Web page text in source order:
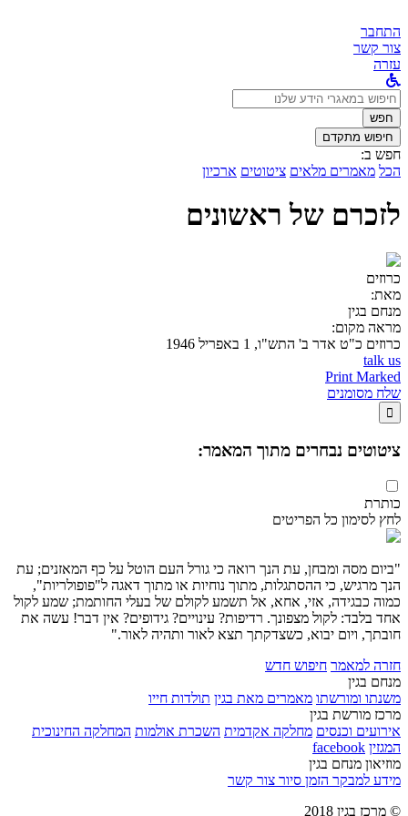
התחבר
צור קשר
עזרה
לחפש
ב:חפש
חיפוש מתקדם
חפש ב:
הכל מאמרים מלאים ציטוטים ארכיון
לזכרם של ראשונים
כרוזים
מאת:
מנחם בגין
מראה מקום:
כרוזים כ"ט אדר ב' התש"ו, 1 באפריל 1946
talk us
Print Marked
שלח מסומנים

ציטוטים נבחרים מתוך המאמר:
כותרת
לחץ לסימון כל הפריטים
"ביום מסה ומבחן, עת הנך רואה כי גורל העם הוטל על כף המאזנים; עת
הנך מרגיש, כי ההסתגלות, מתוך נוחיות או מתוך דאגה ל"פופולריות",
כמוה כבגידה, אזי, אחא, אל תשמע לקולם של בעלי החותמת; שמע לקול
אחד בלבד: לקול מצפונך. רדיפות? עינויים? גידופים? אין דבר! עשה את
חובתך, ויום יבוא, כשצדקתך תצא לאור ותהיה לאור."
חזרה למאמר חיפוש חדש
מנחם בגין
משנתו ומורשתו מאמרים מאת בגין תולדות חייו
מרכז מורשת בגין
אירועים וכנסים מחלקה אקדמית השכרת אולמות המחלקה החינוכית
המגזין facebook
מוזיאון מנחם בגין
מידע למבקר הזמן סיור צור קשר
© מרכז בגין 2018